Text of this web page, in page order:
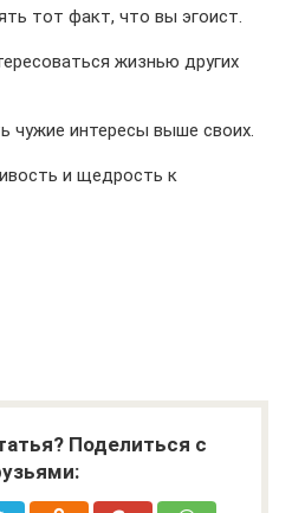
тот факт, что вы эгоист.
жизнью других
чужие интересы выше своих.
и щедрость к
Поделиться с